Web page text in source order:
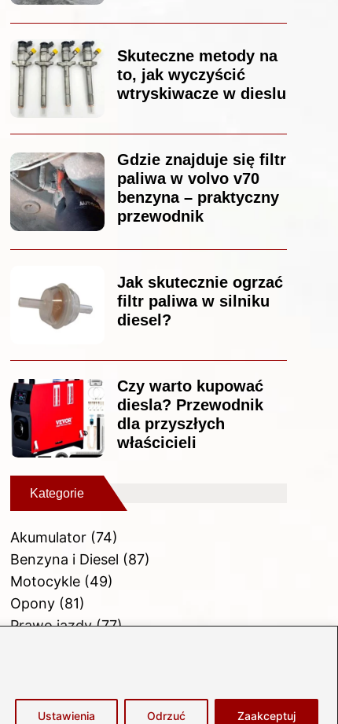
Ustawienia Odrzuć Zaakceptuj
Skuteczne metody na
to, jak wyczyścić
wtryskiwacze w dieslu
Gdzie znajduje się filtr
paliwa w volvo v70
benzyna – praktyczny
przewodnik
Jak skutecznie ogrzać
filtr paliwa w silniku
diesel?
Czy warto kupować
diesla? Przewodnik
dla przyszłych
właścicieli
Kategorie
Akumulator(74)
Benzyna i Diesel (87)
Motocykle(49)
Opony(81)
Prawo jazdy(77)